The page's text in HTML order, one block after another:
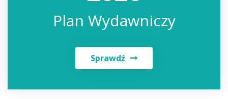
Plan Wydawniczy
Sprawdź